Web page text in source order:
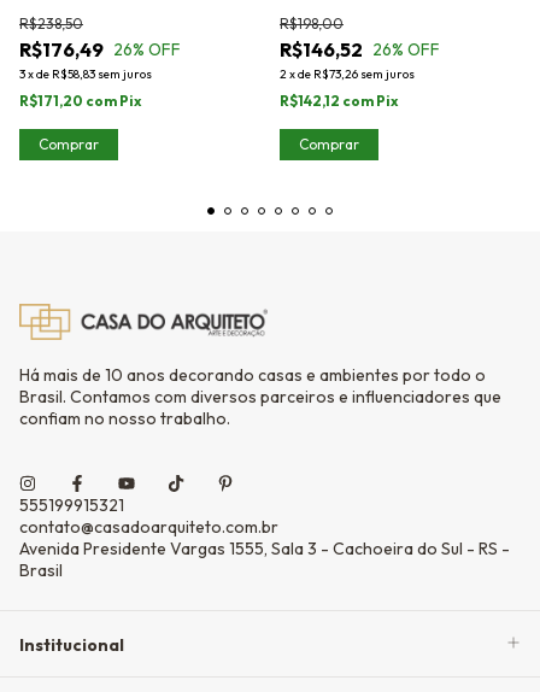
R$176,49
R$238,50
26% OFF
3xde R$58,83 sem juros
R$171,20 com Pix
Comprar
R$146,52
R$198,00
26% OFF
2xde R$73,26 sem juros
R$142,12 com Pix
Comprar
Há mais de 10 anos decorando casas e ambientes por todo o
Brasil. Contamos com diversos parceiros e influenciadores que
confiam no nosso trabalho.
555199915321
contato@casadoarquiteto.com.br
Avenida Presidente Vargas 1555, Sala 3 - Cachoeira do Sul - RS -
Brasil
Institucional